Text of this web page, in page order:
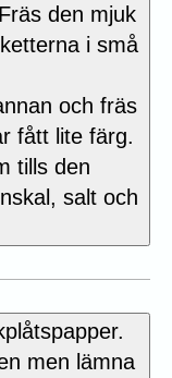
den mjuk
i små
och fräs
fått lite färg.
tills den
salt och
men lämna